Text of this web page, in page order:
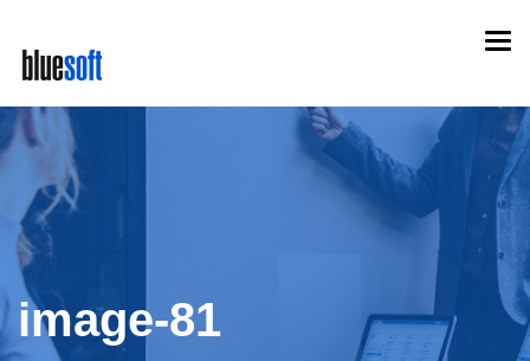
main
content
image-81